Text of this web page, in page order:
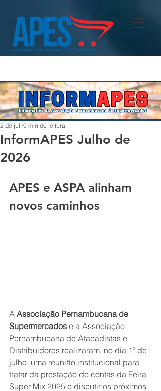
InformAPES Julho de
2026
2 de jul. 9 min de leitura
APES e ASPA alinham
novos caminhos
A Associação Pernambucana de
Supermercados e a Associação
Pernambucana de Atacadistas e
Distribuidores realizaram, no dia 1º de
julho, uma reunião institucional para
tratar da prestação de contas da Feira
Super Mix 2025 e discutir os próximos